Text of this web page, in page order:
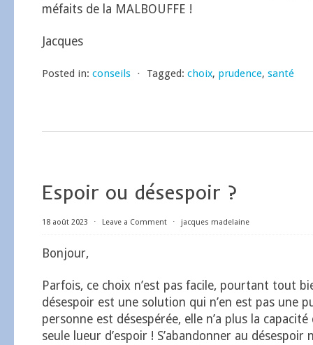
méfaits de la MALBOUFFE !
Jacques
Posted in: conseils ⋅ Tagged: choix, prudence, santé
Espoir ou désespoir ?
18 août 2023 ⋅ Leave a Comment ⋅ jacques madelaine
Bonjour,
Parfois, ce choix n’est pas facile, pourtant tout
désespoir est une solution qui n’en est pas une
personne est désespérée, elle n’a plus la capacité
seule lueur d’espoir ! S’abandonner au désespoir